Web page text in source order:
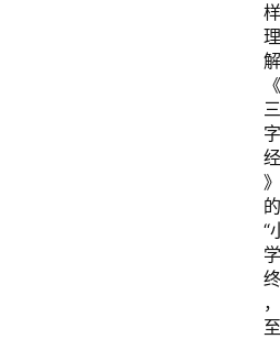
样
理
解
《
三
字
经
》
的
“
学
终
，
至